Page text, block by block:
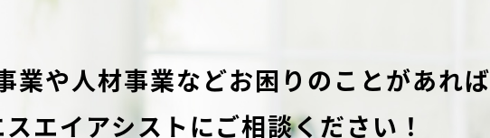
業や人材事業などお困りのことがあれば
エイアシストにご相談ください！